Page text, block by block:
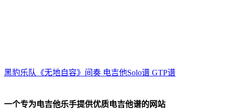
黑豹乐队《无地自容》间奏 电吉他Solo谱 GTP谱
一个专为电吉他乐手提供优质电吉他谱的网站